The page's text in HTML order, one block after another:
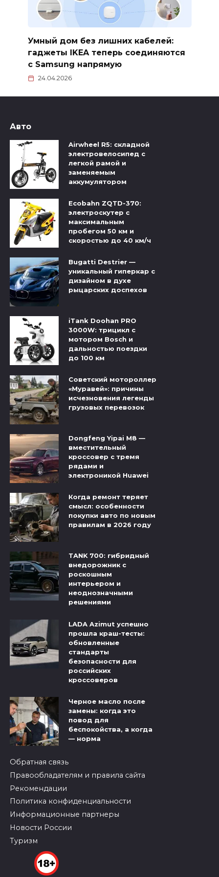
Умный дом без лишних кабелей:
гаджеты IKEA теперь соединяются
с Samsung напрямую
24.04.2026
Авто
Airwheel R5: складной
электровелосипед с
легкой рамой и
заменяемым
аккумулятором
Ecobahn ZQTD-370:
электроскутер с
максимальным
пробегом 50 км и
скоростью до 40 км/ч
Bugatti Destrier —
уникальный гиперкар с
дизайном в духе
рыцарских доспехов
iTank Doohan PRO
3000W: трицикл с
мотором Bosch и
дальностью поездки
до 100 км
Советский мотороллер
«Муравей»: причины
исчезновения легенды
грузовых перевозок
Dongfeng Yipai M8 —
вместительный
кроссовер с тремя
рядами и
электроникой Huawei
Когда ремонт теряет
смысл: особенности
покупки авто по новым
правилам в 2026 году
TANK 700: гибридный
внедорожник с
роскошным
интерьером и
неоднозначными
решениями
LADA Azimut успешно
прошла краш-тесты:
обновленные
стандарты
безопасности для
российских
кроссоверов
Черное масло после
замены: когда это
повод для
беспокойства, а когда
— норма
Обратная связь
Правообладателям и правила сайта
Рекомендации
Политика конфиденциальности
Информационные партнеры
Новости России
Туризм